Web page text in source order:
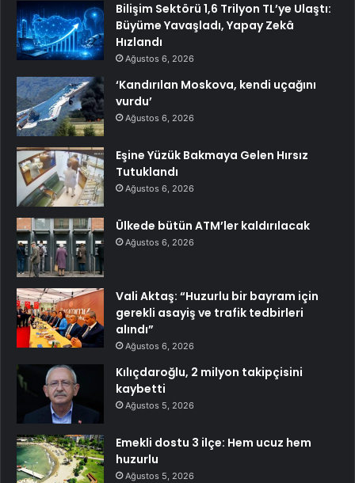
Bilişim Sektörü 1,6 Trilyon TL’ye Ulaştı:
Büyüme Yavaşladı, Yapay Zekâ
Hızlandı
Ağustos 6, 2026
‘Kandırılan Moskova, kendi uçağını
vurdu’
Ağustos 6, 2026
Eşine Yüzük Bakmaya Gelen Hırsız
Tutuklandı
Ağustos 6, 2026
Ülkede bütün ATM’ler kaldırılacak
Ağustos 6, 2026
Vali Aktaş: “Huzurlu bir bayram için
gerekli asayiş ve trafik tedbirleri
alındı”
Ağustos 6, 2026
Kılıçdaroğlu, 2 milyon takipçisini
kaybetti
Ağustos 5, 2026
Emekli dostu 3 ilçe: Hem ucuz hem
huzurlu
Ağustos 5, 2026